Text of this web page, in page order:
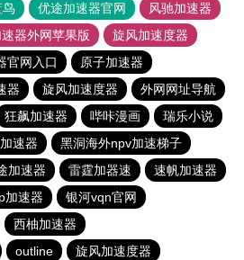
鸟 优途加速器官网
风驰加速器
器外网苹果版
旋风加速度器
官网入口
原子加速器
器 旋风加速度器
外网网址导航
狂飙加速器 哔咔漫画
瑞乐小说
速器
黑洞海外npv加速梯子
加速器 雷霆加器速
速帆加速器
加速器
银河vqn官网
西柚加速器
outline
旋风加速度器